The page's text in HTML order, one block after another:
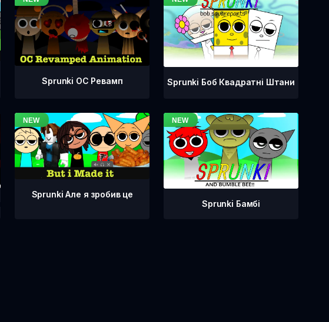
Sprunki OC Ревамп Sprunki Боб Квадратні Штани
Sprunki Але я зробив це
Sprunki Бамбі